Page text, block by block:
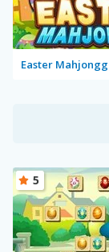
Easter Mahjongg
5